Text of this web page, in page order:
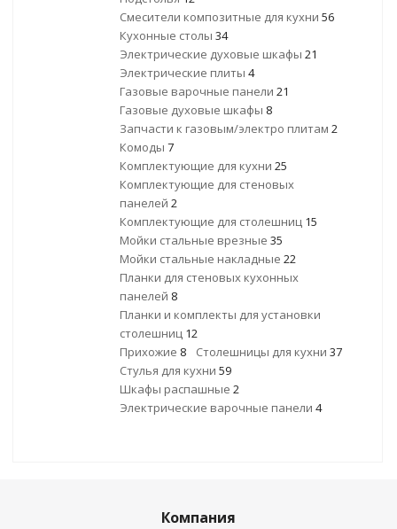
Смесители композитные для кухни 56
Кухонные столы 34
Электрические духовые шкафы 21
Электрические плиты 4
Газовые варочные панели 21
Газовые духовые шкафы 8
Запчасти к газовым/электро плитам 2
Комоды 7
Комплектующие для кухни 25
Комплектующие для стеновых
панелей 2
Комплектующие для столешниц 15
Мойки стальные врезные 35
Мойки стальные накладные 22
Планки для стеновых кухонных
панелей 8
Планки и комплекты для установки
столешниц 12
Прихожие 8 Столешницы для кухни 37
Стулья для кухни 59
Шкафы распашные 2
Электрические варочные панели 4
Компания